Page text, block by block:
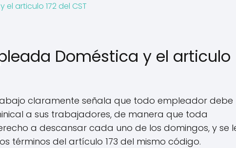
articulo 172 del CST
Doméstica y el articulo
claramente señala que todo empleador debe
a sus trabajadores, de manera que toda
a descansar cada uno de los domingos, y se
términos del artículo 173 del mismo código.